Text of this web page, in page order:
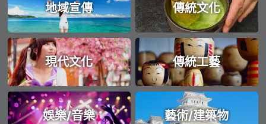
地域宣傳 傳統文化
現代文化 傳統工藝
娛樂/音樂 藝術/建築物